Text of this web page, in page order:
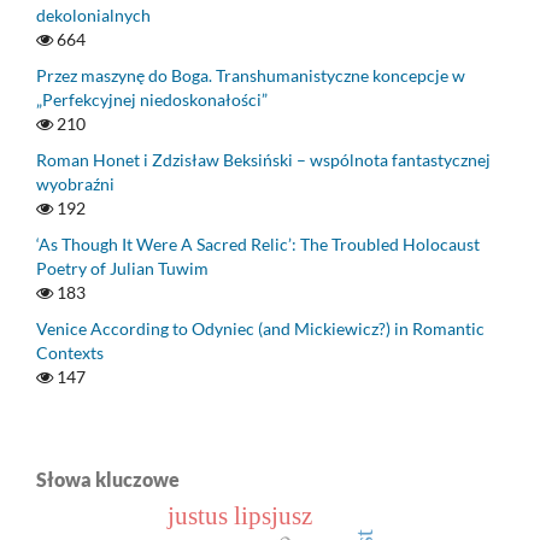
dekolonialnych
664
Przez maszynę do Boga. Transhumanistyczne koncepcje w
„Perfekcyjnej niedoskonałości”
210
Roman Honet i Zdzisław Beksiński – wspólnota fantastycznej
wyobraźni
192
‘As Though It Were A Sacred Relic’: The Troubled Holocaust
Poetry of Julian Tuwim
183
Venice According to Odyniec (and Mickiewicz?) in Romantic
Contexts
147
Słowa kluczowe
justus lipsjusz